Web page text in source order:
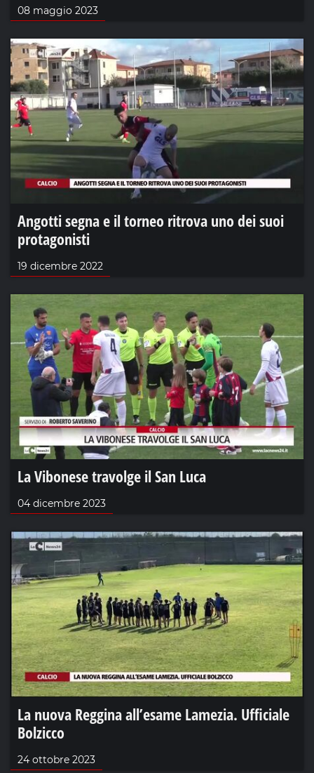
08 maggio 2023
Angotti segna e il torneo ritrova uno dei suoi
protagonisti
19 dicembre 2022
La Vibonese travolge il San Luca
04 dicembre 2023
La nuova Reggina all’esame Lamezia. Ufficiale
Bolzicco
24 ottobre 2023